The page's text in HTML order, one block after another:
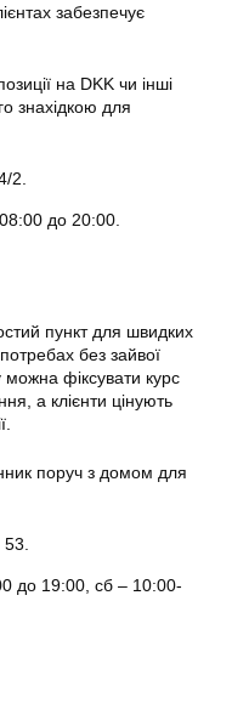
забезпечує
на DKK чи інші
знахідкою для
2.
до 20:00.
пункт для швидких
без зайвої
фіксувати курс
а клієнти цінують
поруч з домом для
до 19:00, сб – 10:00-